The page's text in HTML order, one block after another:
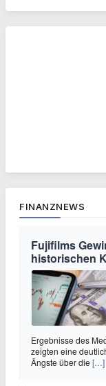
FINANZNEWS
Fujifilms
historischen
Ergebnisse des
zeigten eine
Ängste über die […]